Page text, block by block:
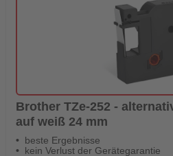
Brother TZe-252 -
auf weiß 24 mm
beste Ergebnisse
kein Verlust der Gerätegarantie